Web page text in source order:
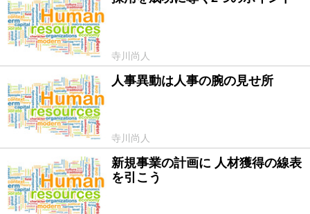
寺川尚人
2016/04/18 人事異動は人事の腕の見せ所
寺川尚人
2016/04/04
新規事業の計画に 人材獲得の線表
を引こう